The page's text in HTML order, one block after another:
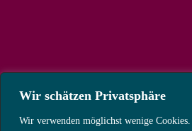
Wir schätzen Privatsphäre
Wir verwenden möglichst wenige